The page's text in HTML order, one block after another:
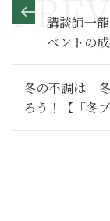
講談師一
ベントの
る体験【
冬の不調は「
ろう！【「冬